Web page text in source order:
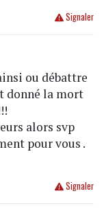
Signaler
ou débattre
donné la mort
alors svp
pour vous .
Signaler